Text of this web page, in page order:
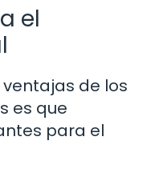
el
de los
es que
para el